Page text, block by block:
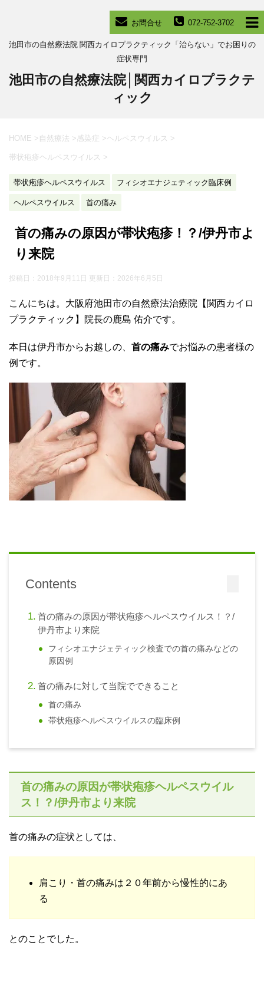
072-752-3702
お問合せ
池田市の自然療法院 関西カイロプラクティック「治らない」でお困りの
症状専門
池田市の自然療法院│関西カイロプラクテ
ィック
HOME > 自然療法 >感染症 >ヘルペスウイルス >
帯状疱疹ヘルペスウイルス >
帯状疱疹ヘルペスウイルス フィシオエナジェティック臨床例
ヘルペスウイルス 首の痛み
首の痛みの原因が帯状疱疹！？/伊丹市よ
り来院
投稿日：2018年9月11日 更新日： 2026年6月5日
こんにちは。大阪府池田市の自然療法治療院【関西カイロ
プラクティック】院長の鹿島 佑介です。
本日は伊丹市からお越しの、 首の痛みでお悩みの患者様の
例です。
Contents
首の痛みの原因が帯状疱疹ヘルペスウイルス！？/
伊丹市より来院
フィシオエナジェティック検査での首の痛みなどの
原因例
首の痛みに対して当院でできること
首の痛み
帯状疱疹ヘルペスウイルスの臨床例
首の痛みの原因が帯状疱疹ヘルペスウイル
ス！？/伊丹市より来院
首の痛みの症状としては、
肩こり・首の痛みは２０年前から慢性的にあ
る
とのことでした。